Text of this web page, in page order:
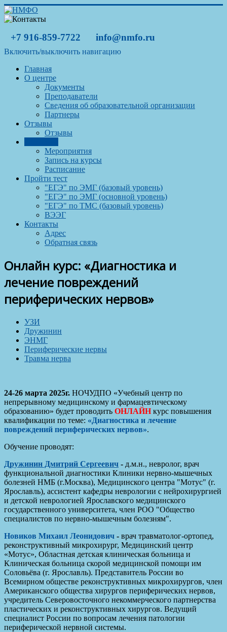
+7 916-859-7722 info@nmfo.ru
Включить/выключить навигацию
Главная
О центре
Документы
Преподаватели
Сведения об образовательной организации
Партнеры
Отзывы
Отзывы
Мероприятия
Запись на курсы
Расписание
Пройти тест
"ЕГЭ" по ЭМГ (базовый уровень)
"ЕГЭ" по ЭМГ (основной уровень)
"ЕГЭ" по ТМС (базовый уровень)
ВЭЭГ
Контакты
Адрес
Обратная связь
Онлайн курс: «Диагностика и
лечение повреждений
периферических нервов»
УЗИ
Дружинин
ЭНМГ
Периферические нервы
Травма нерва
24-26 марта 2025г. НОЧУДПО «Учебный центр по
непрерывному медицинскому и фармацевтическому
образованию» будет проводить ОНЛАЙНкурс повышения
квалификации по теме: «Диагностика и лечение
повреждений периферических нервов».
Обучение проводят:
Дружинин Дмитрий Сергеевич - д.м.н., невролог, врач
функциональной диагностики Клиники нервно-мышечных
болезней НМБ (г.Москва), Медицинского центра "Мотус" (г.
Ярославль), ассистент кафедры неврологии с нейрохирургией
и детской неврологией Ярославского медицинского
государственного университета, член РОО "Общество
специалистов по нервно-мышечным болезням".
Новиков Михаил Леонидович - врач травматолог-ортопед,
реконструктивный микрохирург, Медицинский центр
«Мотус», Областная детская клиническая больница и
Клиническая больница скорой медицинской помощи им
Соловьёва (г. Ярославль). Представитель России во
Всемирном обществе реконструктивных микрохирургов, член
Американского общества хирургов периферических нервов,
учредитель Северовосточного некоммерческого партнерства
пластических и реконструктивных хирургов. Ведущий
специалист России по вопросам лечения патологии
периферической нервной системы.